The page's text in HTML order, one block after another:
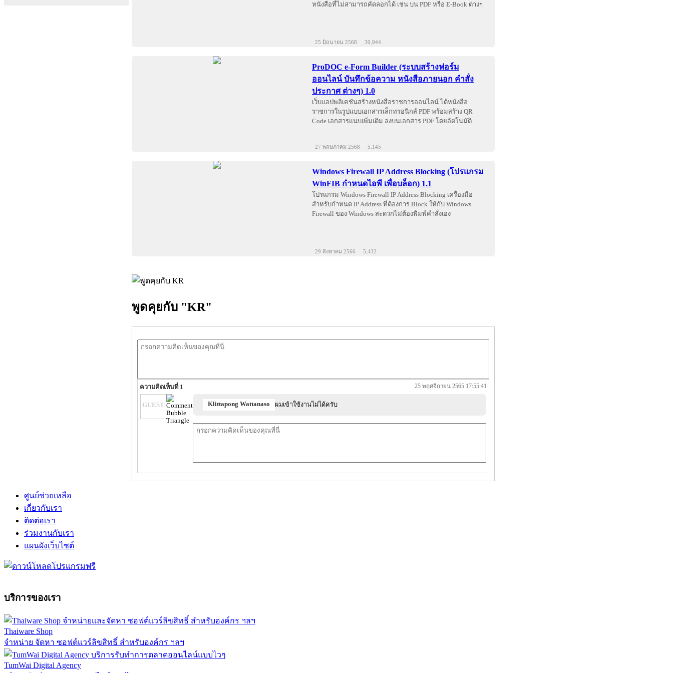
หนังสือที่ไม่สามารถคัดลอกได้ เช่น บน PDF หรือ E-Book ต่างๆ
25 มิถุนายน 2568 30,944
ProDOC e-Form Builder (ระบบสร้างฟอร์ม
ออนไลน์ บันทึกข้อความ หนังสือภายนอก คำสั่ง
ประกาศ ต่างๆ) 1.0
เว็บแอปพลิเคชันสร้างหนังสือราชการออนไลน์ ได้หนังสือ
ราชการในรูปแบบเอกสารเล็กทรอนิกส์ PDF พร้อมสร้าง QR
Code เอกสารแนบเพิ่มเติม ลงบนเอกสาร PDF โดยอัตโนมัติ
27 พฤษภาคม 2568 5,145
Windows Firewall IP Address Blocking (โปรแกรม
WinFIB กำหนดไอพี เพื่อบล็อก) 1.1
โปรแกรม Windows Firewall IP Address Blocking เครื่องมือ
สำหรับกำหนด IP Address ที่ต้องการ Block ให้กับ Windows
Firewall ของ Windows สะดวกไม่ต้องพิมพ์คำสั่งเอง
29 สิงหาคม 2566 5,432
พูดคุยกับ "KR"
ความคิดเห็นที่ 1 25 พฤศจิกายน 2565 17:55:41
GUEST Klittapong Wattanaso ผมเข้าใช้งานไม่ได้ครับ
ศูนย์ช่วยเหลือ
เกี่ยวกับเรา
ติดต่อเรา
ร่วมงานกับเรา
แผนผังเว็บไซต์
บริการของเรา
Thaiware Shop
จำหน่าย จัดหา ซอฟต์แวร์ลิขสิทธิ์ สำหรับองค์กร ฯลฯ
TumWai Digital Agency